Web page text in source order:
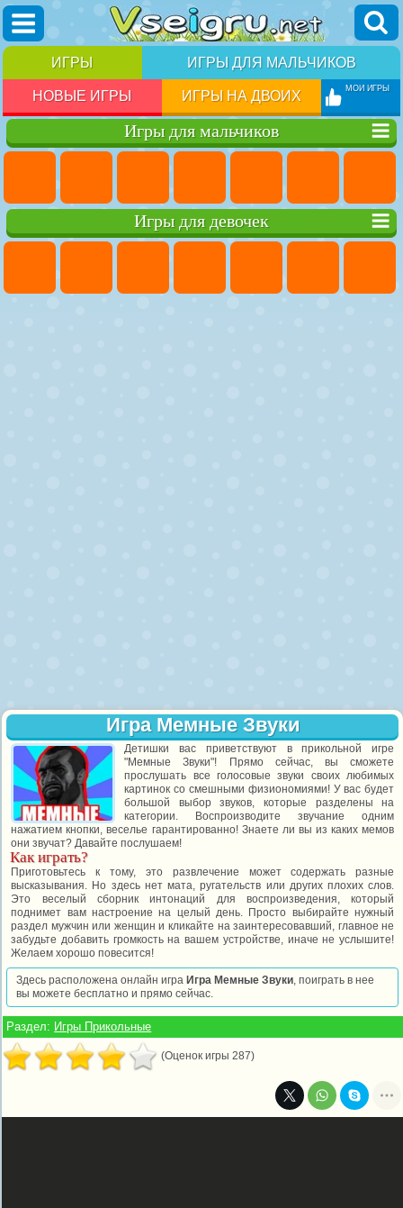
ИГРЫ ИГРЫ ДЛЯ МАЛЬЧИКОВ
НОВЫЕ ИГРЫ ИГРЫ НА ДВОИХ МОИ ИГРЫ
Игры для мальчиков
Игры для девочек
Игра Мемные Звуки
Детишки вас приветствуют в прикольной игре
"Мемные Звуки"! Прямо сейчас, вы сможете
прослушать все голосовые звуки своих любимых
картинок со смешными физиономиями! У вас будет
большой выбор звуков, которые разделены на
категории. Воспроизводите звучание одним
нажатием кнопки, веселье гарантированно! Знаете ли вы из каких мемов
они звучат? Давайте послушаем!
Как играть?
Приготовьтесь к тому, это развлечение может содержать разные
высказывания. Но здесь нет мата, ругательств или других плохих слов.
Это веселый сборник интонаций для воспроизведения, который
поднимет вам настроение на целый день. Просто выбирайте нужный
раздел мужчин или женщин и кликайте на заинтересовавший, главное не
забудьте добавить громкость на вашем устройстве, иначе не услышите!
Желаем хорошо повесится!
Здесь расположена онлайн игра Игра Мемные Звуки, поиграть в нее
вы можете бесплатно и прямо сейчас.
Раздел: Игры Прикольные
(Оценок игры 287)